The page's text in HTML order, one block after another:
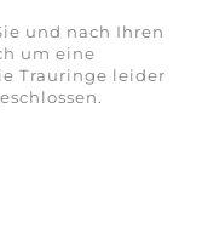
und nach Ihren
um eine
Trauringe leider